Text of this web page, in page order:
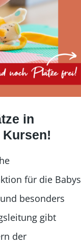
in
für die Babys
besonders
gibt
der